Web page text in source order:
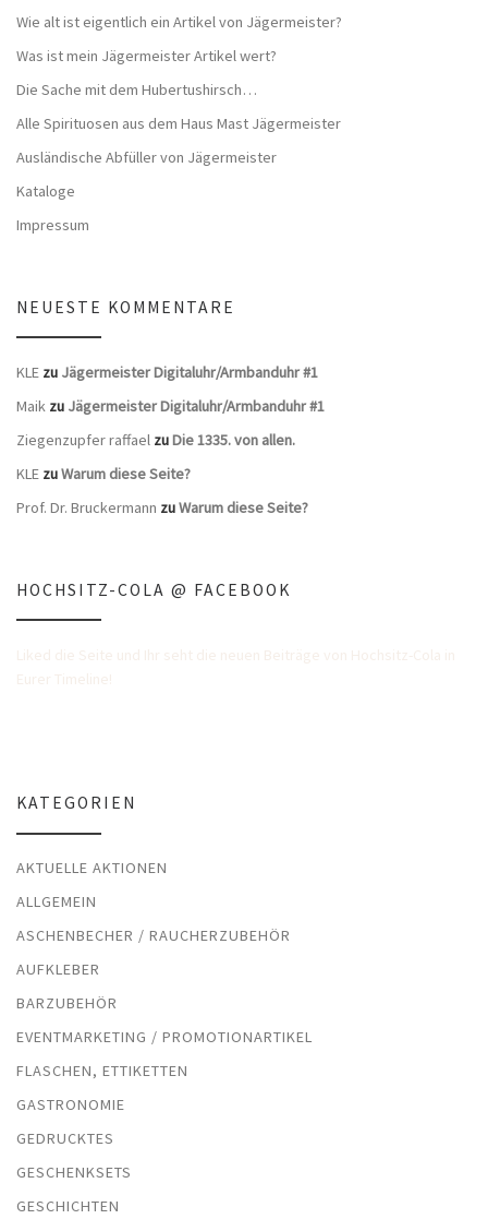
Wie alt ist eigentlich ein Artikel von Jägermeister?
Was ist mein Jägermeister Artikel wert?
Die Sache mit dem Hubertushirsch…
Alle Spirituosen aus dem Haus Mast Jägermeister
Ausländische Abfüller von Jägermeister
Kataloge
Impressum
NEUESTE KOMMENTARE
KLE zu Jägermeister Digitaluhr/Armbanduhr #1
Maik zu Jägermeister Digitaluhr/Armbanduhr #1
Ziegenzupfer raffael zuDie 1335. von allen.
KLE zuWarum diese Seite?
Prof. Dr. Bruckermann zuWarum diese Seite?
HOCHSITZ-COLA @ FACEBOOK
KATEGORIEN
AKTUELLE AKTIONEN
ALLGEMEIN
ASCHENBECHER / RAUCHERZUBEHÖR
AUFKLEBER
BARZUBEHÖR
EVENTMARKETING / PROMOTIONARTIKEL
FLASCHEN, ETTIKETTEN
GASTRONOMIE
GEDRUCKTES
GESCHENKSETS
GESCHICHTEN